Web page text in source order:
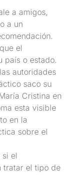
a amigos,
a un
el
país o estado.
autoridades
saco su
Cristina en
esta visible
en la
sobre el
si el
tratar el tipo de